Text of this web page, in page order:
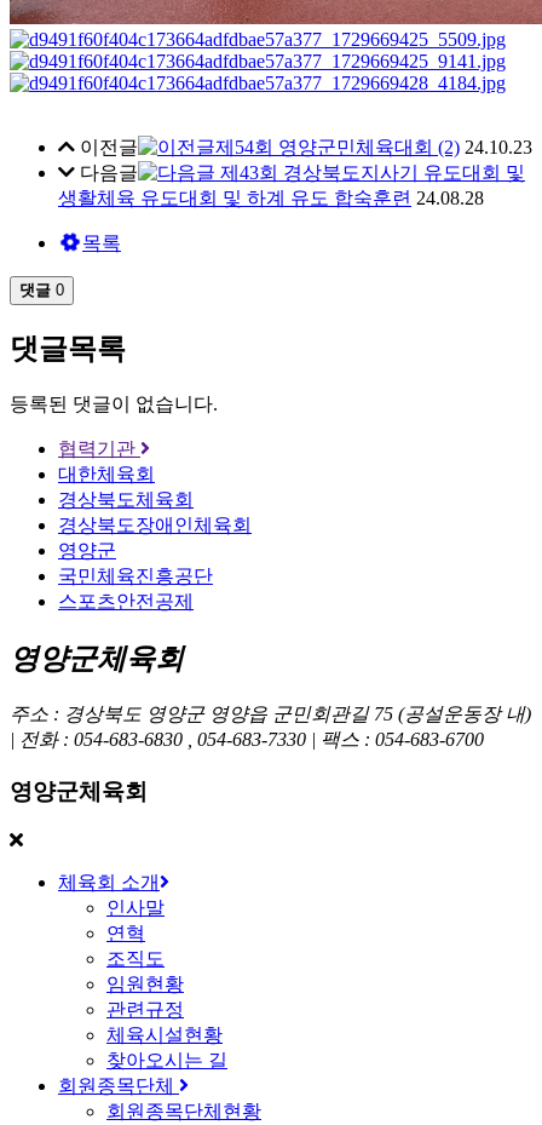
이전글 제54회 영양군민체육대회 (2) 24.10.23
다음글
제43회 경상북도지사기 유도대회 및
생활체육 유도대회 및 하계 유도 합숙훈련 24.08.28
목록
댓글 0
댓글목록
등록된 댓글이 없습니다.
협력기관
대한체육회
경상북도체육회
경상북도장애인체육회
영양군
국민체육진흥공단
스포츠안전공제
영양군체육회
주소 : 경상북도 영양군 영양읍 군민회관길 75 (공설운동장 내)
| 전화 : 054-683-6830 , 054-683-7330 | 팩스 : 054-683-6700
영양군체육회
체육회 소개
인사말
연혁
조직도
임원현황
관련규정
체육시설현황
찾아오시는 길
회원종목단체
회원종목단체현황